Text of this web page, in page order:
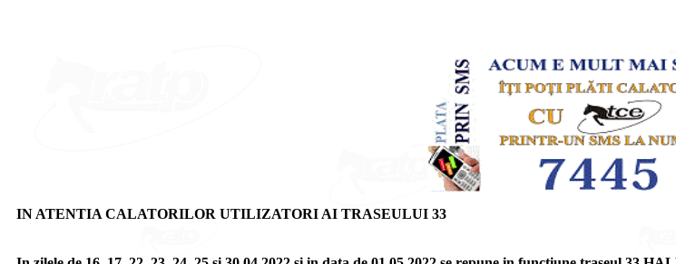
IN ATENTIA CALATORILOR UTILIZATORI AI TRASEULUI 33